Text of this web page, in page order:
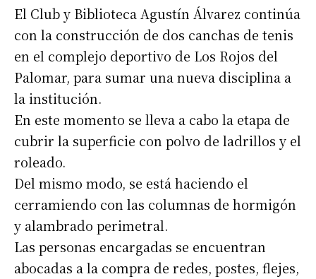
El Club y Biblioteca Agustín Álvarez continúa
con la construcción de dos canchas de tenis
en el complejo deportivo de Los Rojos del
Palomar, para sumar una nueva disciplina a
la institución.
En este momento se lleva a cabo la etapa de
cubrir la superficie con polvo de ladrillos y el
roleado.
Del mismo modo, se está haciendo el
cerramiendo con las columnas de hormigón
y alambrado perimetral.
Las personas encargadas se encuentran
abocadas a la compra de redes, postes, flejes,